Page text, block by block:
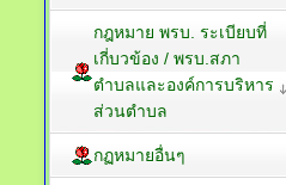
กฎหมาย พรบ. ระเบียบที่
เกี่บวข้อง / พรบ.สภา
ตำบลและองค์การบริหาร
ส่วนตำบล
กฏหมายอื่นๆ